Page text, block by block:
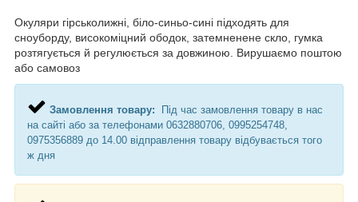
Окуляри гірськолижні, біло-синьо-сині підходять для
сноуборду, високоміцний ободок, затемненене скло, гумка
розтягується й регулюється за довжиною. Вирушаємо поштою
або самовоз
Замовлення товару:
Під час замовлення товару в нас
на сайті або за телефонами 0632880706, 0995254748,
0975356889 до 14.00 відправлення товару відбувається того
ж дня